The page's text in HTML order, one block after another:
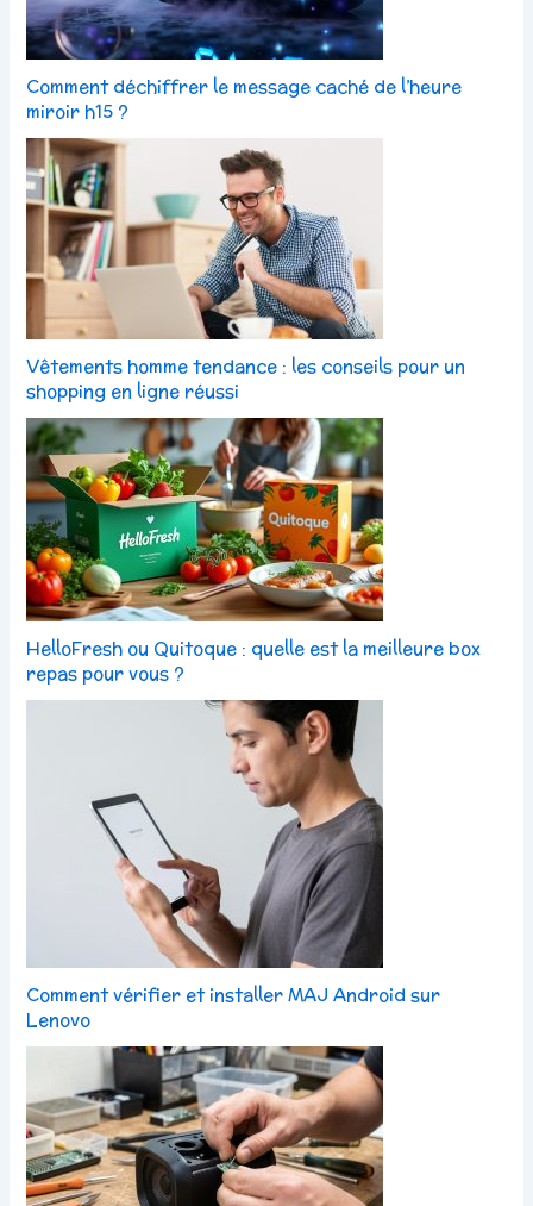
Comment déchiffrer le message caché de l’heure
miroir h15 ?
Vêtements homme tendance : les conseils pour un
shopping en ligne réussi
HelloFresh ou Quitoque : quelle est la meilleure box
repas pour vous ?
Comment vérifier et installer MAJ Android sur
Lenovo